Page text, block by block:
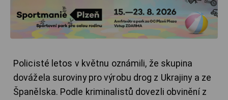
Policisté letos v květnu oznámili, že skupina
dovážela suroviny pro výrobu drog z Ukrajiny a ze
Španělska. Podle kriminalistů dovezli obvinění z